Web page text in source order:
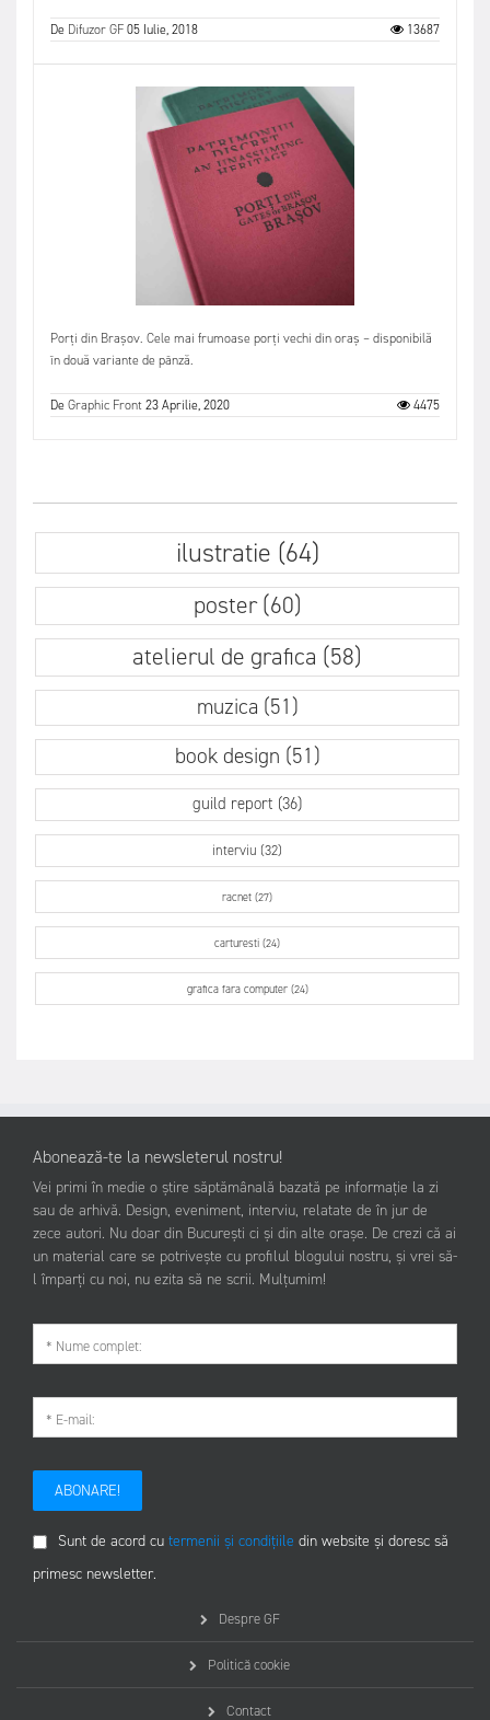
De Difuzor GF05 Iulie, 2018 13687
Porți din Brașov. Cele mai frumoase porți vechi din oraș – disponibilă
în două variante de pânză.
DeGraphic Front23 Aprilie, 2020 4475
ilustratie (64)
poster (60)
atelierul de grafica (58)
muzica (51)
book design (51)
guild report (36)
interviu (32)
racnet (27)
carturesti (24)
grafica fara computer (24)
Abonează-te la newsleterul nostru!
Vei primi în medie o știre săptămânală bazată pe informație la zi
sau de arhivă. Design, eveniment, interviu, relatate de în jur de
zece autori. Nu doar din București ci și din alte orașe. De crezi că ai
un material care se potrivește cu profilul blogului nostru, și vrei să-
l împarți cu noi, nu ezita să ne scrii. Mulțumim!
ABONARE!
Sunt de acord cu termenii și condițiile din website și doresc să
primesc newsletter.
Despre GF
Politică cookie
Contact